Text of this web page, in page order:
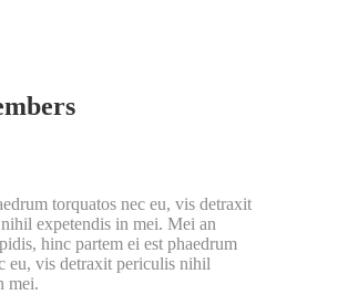
/Meet Our Volunteers
torquatos nec eu, vis detraxit
expetendis in mei. Mei an
hinc partem ei est phaedrum
eu, vis detraxit periculis nihil
mei.